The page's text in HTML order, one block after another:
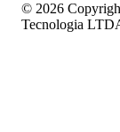
© 2026
Tecnologia